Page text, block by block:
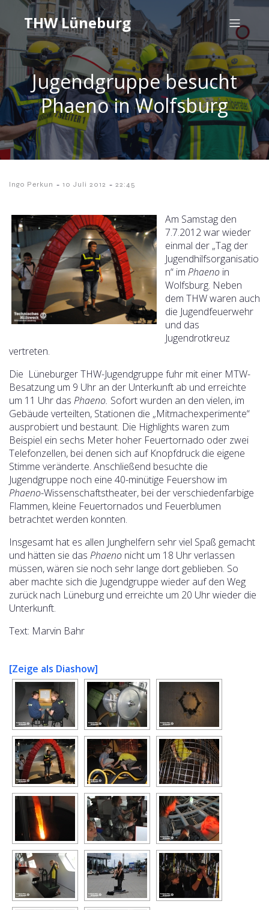
THW Lüneburg
Jugendgruppe besucht
Phaeno in Wolfsburg
Ingo Perkun - 10 Juli 2012 - 22:45
Am Samstag den
7.7.2012 war wieder
einmal der „Tag der
Jugendhilfsorganisatio
n“ im Phaeno in
Wolfsburg. Neben
dem THW waren auch
die Jugendfeuerwehr
und das
Jugendrotkreuz
vertreten.
Die Lüneburger THW-Jugendgruppe fuhr mit einer MTW-
Besatzung um 9 Uhr an der Unterkunft ab und erreichte
um 11 Uhr das Phaeno. Sofort wurden an den vielen, im
Gebäude verteilten, Stationen die „Mitmachexperimente“
ausprobiert und bestaunt. Die Highlights waren zum
Beispiel ein sechs Meter hoher Feuertornado oder zwei
Telefonzellen, bei denen sich auf Knopfdruck die eigene
Stimme veränderte. Anschließend besuchte die
Jugendgruppe noch eine 40-minütige Feuershow im
Phaeno-Wissenschaftstheater, bei der verschiedenfarbige
Flammen, kleine Feuertornados und Feuerblumen
betrachtet werden konnten.
Insgesamt hat es allen Junghelfern sehr viel Spaß gemacht
und hätten sie das Phaeno nicht um 18 Uhr verlassen
müssen, wären sie noch sehr lange dort geblieben. So
aber machte sich die Jugendgruppe wieder auf den Weg
zurück nach Lüneburg und erreichte um 20 Uhr wieder die
Unterkunft.
Text: Marvin Bahr
[Zeige als Diashow]